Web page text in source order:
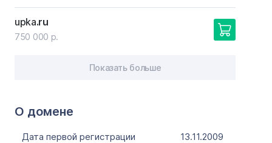
О домене
Дата первой регистрации
13.11.2009
upka.ru
750 000 р.
Показать больше